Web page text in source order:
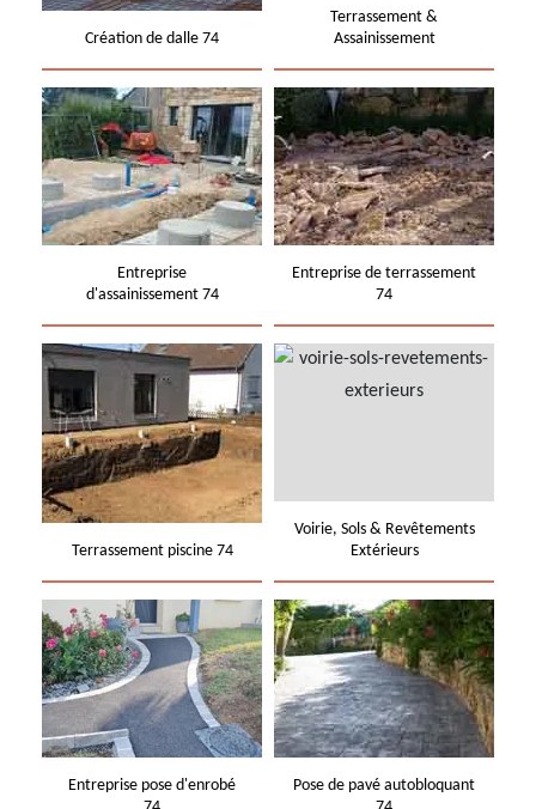
Création de dalle 74
Terrassement &
Assainissement
Entreprise
d'assainissement 74
Entreprise de terrassement
74
Terrassement piscine 74
Voirie, Sols & Revêtements
Extérieurs
Entreprise pose d'enrobé
Pose de pavé autobloquant